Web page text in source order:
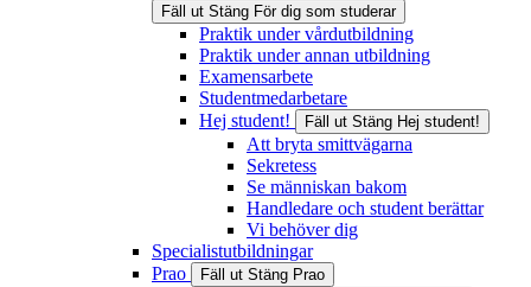
Fäll ut Stäng För dig som studerar
Praktik under vårdutbildning
Praktik under annan utbildning
Examensarbete
Studentmedarbetare
Hej student!
Fäll ut Stäng Hej student!
Att bryta smittvägarna
Sekretess
Se människan bakom
Handledare och student berättar
Vi behöver dig
Specialistutbildningar
Prao
Fäll ut Stäng Prao